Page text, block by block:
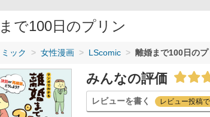
で100日のプリン
ック 女性漫画 LScomic 離婚まで100日のプ
みんなの評価
レビューを書く レビュー投稿